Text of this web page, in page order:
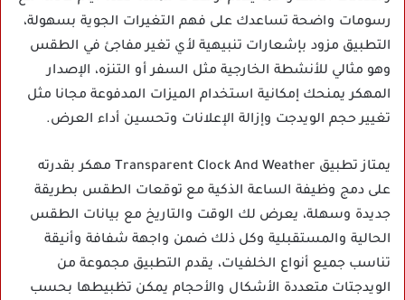
رسومات واضحة تساعدك على فهم التغيرات الجوية بسهولة،
التطبيق مزود بإشعارات تنبيهية لأي تغير مفاجئ في الطقس
وهو مثالي للأنشطة الخارجية مثل السفر أو التنزه، الإصدار
المهكر يمنحك إمكانية استخدام الميزات المدفوعة مجانا مثل
تغيير حجم الويدجت وإزالة الإعلانات وتحسين أداء العرض.
يمتاز تطبيق Transparent Clock And Weather مهكر بقدرته
على دمج وظيفة الساعة الذكية مع توقعات الطقس بطريقة
جديدة وسهلة، يعرض لك الوقت والتاريخ مع بيانات الطقس
الحالية والمستقبلية وكل ذلك ضمن واجهة شفافة وأنيقة
تناسب جميع أنواع الخلفيات، يقدم التطبيق مجموعة من
الويدجتات متعددة الأشكال والأحجام يمكن تظبيطها بحسب